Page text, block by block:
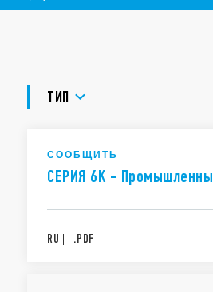
– 4 кВт – 400 В AC3
УТВЕРЖДЕНИЯ
ТИП
СООБЩИТЬ
СЕРИЯ 6K -
RU | | .PDF